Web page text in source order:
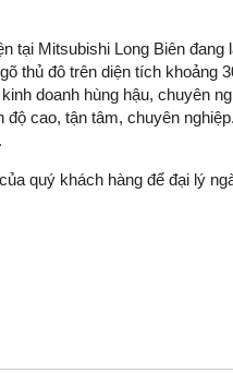
tại Mitsubishi Long Biên
thủ đô trên diện tích khoảng
doanh hùng hậu, chuyên
cao, tận tâm, chuyên
quý khách hàng để đại lý